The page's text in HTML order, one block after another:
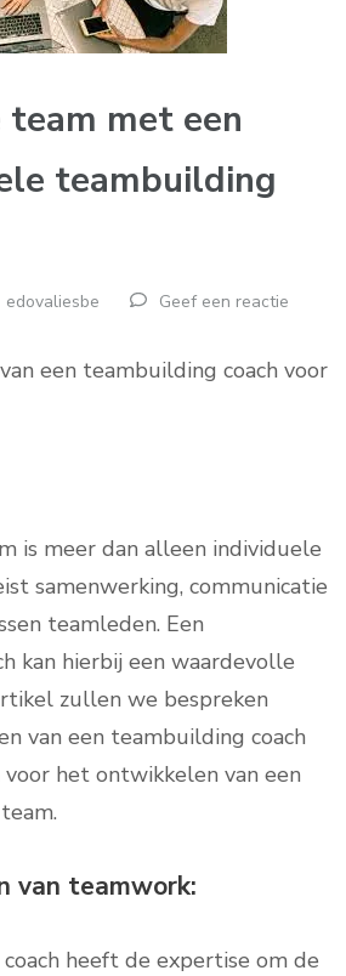
met een
teambuilding
edovaliesbe Geef een reactie
een teambuilding coach voor
is meer dan alleen individuele
samenwerking, communicatie
teamleden. Een
kan hierbij een waardevolle
zullen we bespreken
van een teambuilding coach
voor het ontwikkelen van een
van teamwork:
heeft de expertise om de